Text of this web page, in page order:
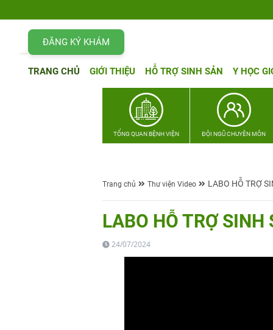
ĐĂNG KÝ KHÁM
TRANG CHỦ GIỚI THIỆU HỖ TRỢ SINH SẢN Y HỌC
TỔNG QUAN BỆNH VIỆN ĐỘI NGŨ CHUYÊN MÔN
Trang chủ Thư viện Video LABO HỖ TRỢ
LABO HỖ TRỢ
24/07/2024